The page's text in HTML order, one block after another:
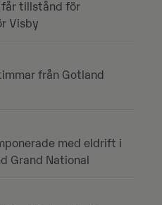
får tillstånd för
Visby
från Gotland
med eldrift i
Grand National